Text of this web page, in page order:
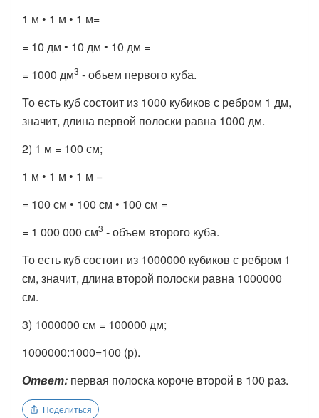
1 м • 1 м • 1 м=
= 10 дм • 10 дм • 10 дм =
= 1000 дм3 - объем первого куба.
То есть куб состоит из 1000 кубиков с ребром 1 дм,
значит, длина первой полоски равна 1000 дм.
2) 1 м = 100 см;
1 м • 1 м • 1 м =
= 100 см • 100 см • 100 см =
= 1 000 000 см3 - объем второго куба.
То есть куб состоит из 1000000 кубиков с ребром 1
см, значит, длина второй полоски равна 1000000
см.
3) 1000000 см = 100000 дм;
1000000:1000=100 (р).
Ответ: первая полоска короче второй в 100 раз.
Поделиться